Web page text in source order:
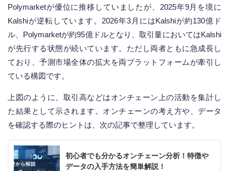
Polymarketが優位に推移していましたが、2025年9月を境に
Kalshiが逆転しています。2026年3月にはKalshiが約130億ド
ル、Polymarketが約95億ドルとなり、取引量においてはKalshi
が先行する状態が続いています。ただし両者ともに急成長し
ており、予測市場全体の拡大を両プラットフォームが牽引し
ている構図です。
上図のように、取引高などはオンチェーン上の活動を集計し
た結果として示されます。オンチェーンの考え方や、データ
を確認する際のヒントは、次の記事で整理しています。
初心者でも分かるオンチェーン分析！特徴や
データの入手方法を簡単解説！